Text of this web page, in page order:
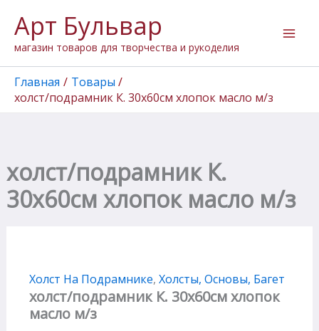
содержимому
Арт Бульвар
магазин товаров для творчества и рукоделия
Главная
Товары
холст/подрамник К. 30х60см хлопок масло м/з
холст/подрамник К.
30х60см хлопок масло м/з
Холст На Подрамнике, Холсты, Основы, Багет
холст/подрамник К. 30х60см хлопок
масло м/з
товара
холст/
подрамник
К.
30х60см
хлопок
масло